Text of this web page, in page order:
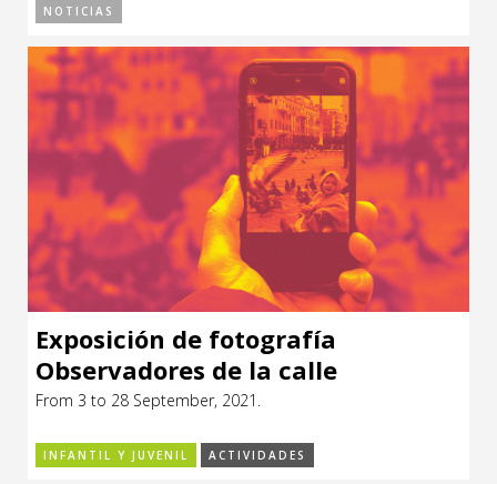
NOTICIAS
Exposición de fotografía
Observadores de la calle
From 3 to 28 September, 2021.
INFANTIL Y JUVENIL ACTIVIDADES